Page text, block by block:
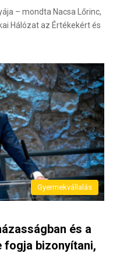
– mondta Nacsa Lőrinc,
Hálózat az Értékekért és
Gyermekvállalás
és a
fogja bizonyítani,